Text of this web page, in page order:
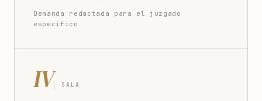
Demanda redactada para el juzgado
específico
IV SALA